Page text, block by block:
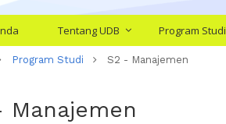
Tentang UDB Program Studi
Program Studi S2 - Manajemen
Manajemen